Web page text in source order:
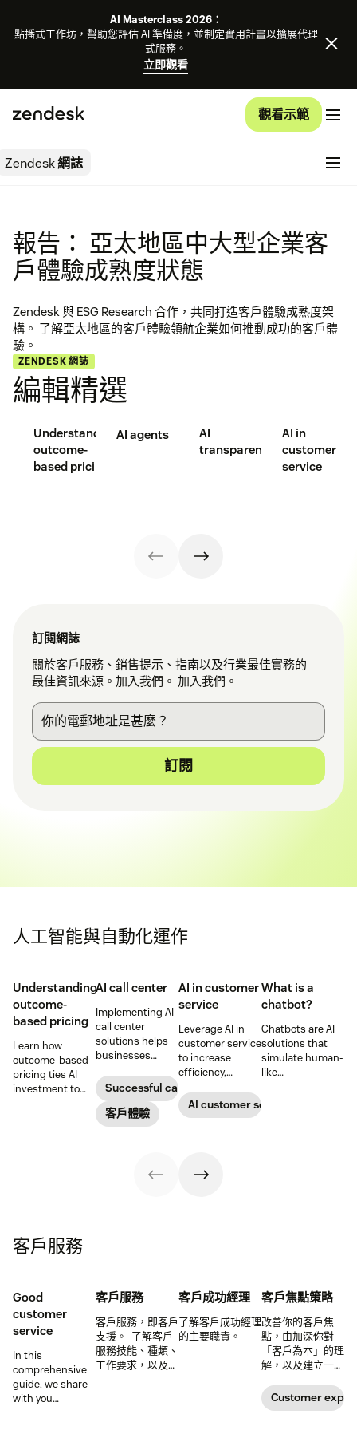
AI Masterclass 2026：
點播式工作坊，幫助您評估 AI 準備度，並制定實用計畫以擴展代理
式服務。
立即觀看
觀看示範
Zendesk網誌
報告： 亞太地區中大型企業客
戶體驗成熟度狀態
Zendesk 與 ESG Research 合作，共同打造客戶體驗成熟度架
構。 了解亞太地區的客戶體驗領航企業如何推動成功的客戶體
驗。
ZENDESK 網誌
編輯精選
Understanding
outcome-
based pricing
AI agents
AI
transparency
AI in
customer
service
訂閱網誌
關於客戶服務、銷售提示、指南以及行業最佳實務的
最佳資訊來源。加入我們。 加入我們。
訂閱
人工智能與自動化運作
Understanding
outcome-
based pricing
Learn how
outcome-based
pricing ties AI
investment to
AI call center
Implementing AI
call center
solutions helps
businesses
customer
satisfaction,
boost team
productivity, and
Successful call center
客戶體驗
AI in customer
service
Leverage AI in
customer service
to increase
efficiency,
operational
costs, and
AI customer service
What is a
chatbot?
Chatbots are AI
solutions that
simulate human-
like
客戶服務
Good
customer
service
In this
comprehensive
guide, we share
with you
客戶服務
客戶服務，即客戶
支援。 了解客戶
服務技能、種類、
工作要求，以及更
客戶成功經理
了解客戶成功經理
的主要職責。
客戶焦點策略
改善你的客戶焦
點，由加深你對
「客戶為本」的理
解，以及建立一個
略開始。
Customer